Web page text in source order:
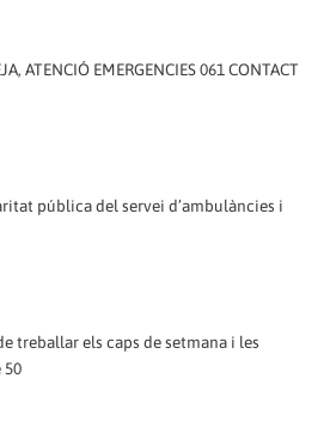
ATENCIÓ EMERGENCIES 061 CONTACT
pública del servei d’ambulàncies i
treballar els caps de setmana i les
50